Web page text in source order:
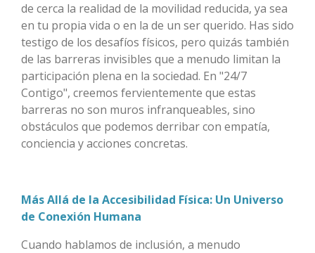
de cerca la realidad de la movilidad reducida, ya sea
en tu propia vida o en la de un ser querido. Has sido
testigo de los desafíos físicos, pero quizás también
de las barreras invisibles que a menudo limitan la
participación plena en la sociedad. En "24/7
Contigo", creemos fervientemente que estas
barreras no son muros infranqueables, sino
obstáculos que podemos derribar con empatía,
conciencia y acciones concretas.
Más Allá de la Accesibilidad Física: Un Universo
de Conexión Humana
Cuando hablamos de inclusión, a menudo